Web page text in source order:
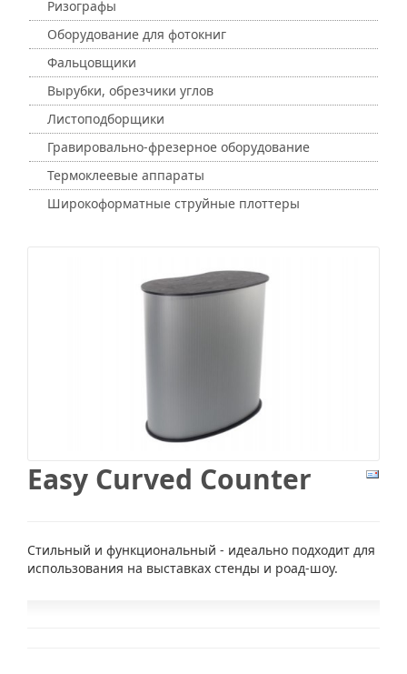
Ризографы
Оборудование для фотокниг
Фальцовщики
Вырубки, обрезчики углов
Листоподборщики
Гравировально-фрезерное оборудование
Термоклеевые аппараты
Широкоформатные струйные плоттеры
Easy Curved Counter
Стильный и функциональный - идеально подходит для
использования на выставках стенды и роад-шоу.